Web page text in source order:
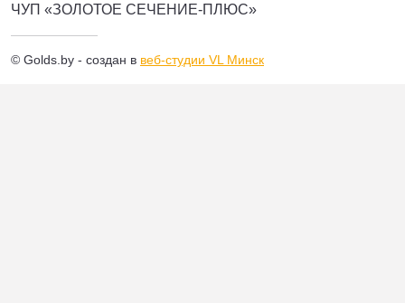
ЧУП «ЗОЛОТОЕ СЕЧЕНИЕ-ПЛЮС»
© Golds.by - создан в веб-студии VL Минск